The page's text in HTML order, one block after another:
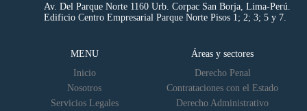
Av. Del Parque Norte 1160 Urb. Corpac San Borja, Lima-Perú.
Edificio Centro Empresarial Parque Norte Pisos 1; 2; 3; 5 y 7.
MENU
Inicio
Nosotros
Servicios Legales
Áreas y sectores
Derecho Penal
Contrataciones con el Estado
Derecho Administrativo